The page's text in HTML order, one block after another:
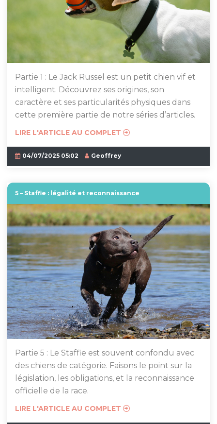
Partie 1 : Le Jack Russel est un petit chien vif et
intelligent. Découvrez ses origines, son
caractère et ses particularités physiques dans
cette première partie de notre séries d’articles.
LIRE L'ARTICLE AU COMPLET
04/07/2025 05:02 Geoffrey
5 – Staffie : légalité et reconnaissance
Partie 5 : Le Staffie est souvent confondu avec
des chiens de catégorie. Faisons le point sur la
législation, les obligations, et la reconnaissance
officielle de la race.
LIRE L'ARTICLE AU COMPLET